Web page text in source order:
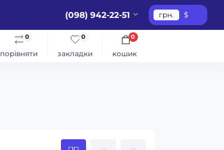
(098) 942-22-51 грн. $
порівняти
0
закладки
0
кошик
0